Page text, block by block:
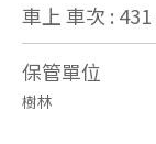
車上 車次 : 431
保管單位
樹林